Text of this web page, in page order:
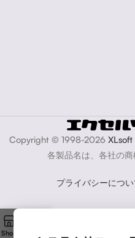
Copyright © 1998-2026
各製品名は、各社の商
プライバシーについ
Shop